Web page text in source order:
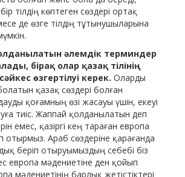
тілдің көптеген сөздері ортақ
де өзге тілдің тұтынушыларына
әлемдік терминдер
бірақ олар қазақ тілінің
өзгертілуі керек. Оларды
қазақ сөздері болған
қоғамның өзі жасауы үшін, екеуі
тиіс. Жаппай қолданылатын деп
емес, қазіргі кең тараған европа
отырмыз. Араб сөздеріне қарағанда
беріп отыруымыздың себебі біз
европа мәдениетіне ден қойып
мәдениетінің барлық жетістіктері